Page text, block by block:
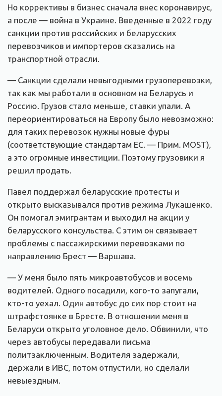
Но коррективы в бизнес сначала внес коронавирус,
а после — война в Украине. Введенные в 2022 году
санкции против российских и беларусских
перевозчиков и импортеров сказались на
транспортной отрасли.
— Санкции сделали невыгодными грузоперевозки,
так как мы работали в основном на Беларусь и
Россию. Грузов стало меньше, ставки упали. А
переориентироваться на Европу было невозможно:
для таких перевозок нужны новые фуры
(соответствующие стандартам ЕС. — Прим. MOST),
а это огромные инвестиции. Поэтому грузовики я
решил продать.
Павел поддержал беларусские протесты и
открыто высказывался против режима Лукашенко.
Он помогал эмигрантам и выходил на акции у
беларусского консульства. С этим он связывает
проблемы с пассажирскими перевозками по
направлению Брест — Варшава.
— У меня было пять микроавтобусов и восемь
водителей. Одного посадили, кого-то запугали,
кто-то уехал. Один автобус до сих пор стоит на
штрафстоянке в Бресте. В отношении меня в
Беларуси открыто уголовное дело. Обвинили, что
через автобусы передавали письма
политзаключенным. Водителя задержали,
держали в ИВС, потом отпустили, но сделали
невыездным.